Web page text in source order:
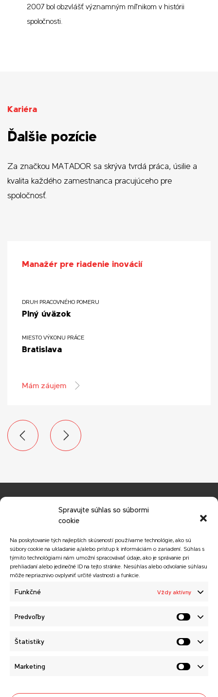
Spravujte súhlas so súbormi
cookie
Na poskytovanie tých najlepších skúseností používame technológie, ako sú
súbory cookie na ukladanie a/alebo prístup k informáciám o zariadení. Súhlas s
týmito technológiami nám umožní spracovávať údaje, ako je správanie pri
prehliadaní alebo jedinečné ID na tejto stránke. Nesúhlas alebo odvolanie súhlasu
môže nepriaznivo ovplyvniť určité vlastnosti a funkcie.
Funkčné Vždy aktívny
Predvoľby
Štatistiky
Marketing
2007 bol obzvlášť významným míľnikom v histórii
spoločnosti.
Kariéra
Ďalšie pozície
Za značkou MATADOR sa skrýva tvrdá práca, úsilie a
kvalita každého zamestnanca pracujúceho pre
spoločnosť.
Manažér pre riadenie inovácií
DRUH PRACOVNÉHO POMERU
Plný úväzok
MIESTO VÝKONU PRÁCE
Bratislava
Mám záujem
© Copyright 2026 MATADOR HOLDING a.s.
Všetky práva vyhradené.
Webstránku vytvorila agentúraGALTON Brands.
MATADOR HOLDING a.s.
Kariéra
O nás